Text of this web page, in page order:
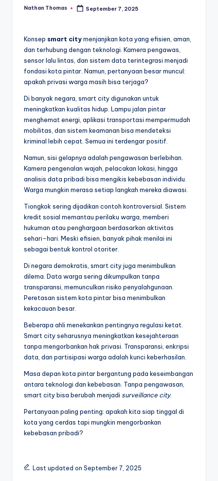
Posted
Nathan Thomas September 7, 2025
Konsep smart citymenjanjikan kota yang efisien, aman,
dan terhubung dengan teknologi. Kamera pengawas,
sensor lalu lintas, dan sistem data terintegrasi menjadi
fondasi kota pintar. Namun, pertanyaan besar muncul:
apakah privasi warga masih bisa terjaga?
Di banyak negara, smart city digunakan untuk
meningkatkan kualitas hidup. Lampu jalan pintar
menghemat energi, aplikasi transportasi mempermudah
mobilitas, dan sistem keamanan bisa mendeteksi
kriminal lebih cepat. Semua ini terdengar positif.
Namun, sisi gelapnya adalah pengawasan berlebihan.
Kamera pengenalan wajah, pelacakan lokasi, hingga
analisis data pribadi bisa mengikis kebebasan individu.
Warga mungkin merasa setiap langkah mereka diawasi.
Tiongkok sering dijadikan contoh kontroversial. Sistem
kredit sosial memantau perilaku warga, memberi
hukuman atau penghargaan berdasarkan aktivitas
sehari-hari. Meski efisien, banyak pihak menilai ini
sebagai bentuk kontrol otoriter.
Di negara demokratis, smart city juga menimbulkan
dilema. Data warga sering dikumpulkan tanpa
transparansi, memunculkan risiko penyalahgunaan.
Peretasan sistem kota pintar bisa menimbulkan
kekacauan besar.
Beberapa ahli menekankan pentingnya regulasi ketat.
Smart city seharusnya meningkatkan kesejahteraan
tanpa mengorbankan hak privasi. Transparansi, enkripsi
data, dan partisipasi warga adalah kunci keberhasilan.
Masa depan kota pintar bergantung pada keseimbangan
antara teknologi dan kebebasan. Tanpa pengawasan,
smart city bisa berubah menjadi surveillance city.
Pertanyaan paling penting: apakah kita siap tinggal di
kota yang cerdas tapi mungkin mengorbankan
kebebasan pribadi?
Last updated on September 7, 2025